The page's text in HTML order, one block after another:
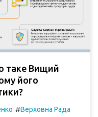
таке Вищий
його
#Верховна Рада